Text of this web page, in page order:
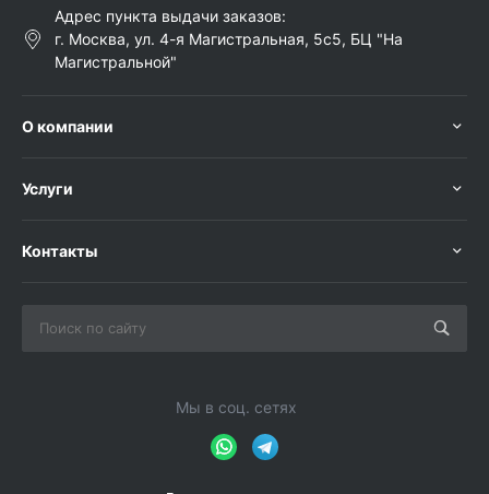
Адрес пункта выдачи заказов:
г. Москва, ул. 4-я Магистральная, 5с5, БЦ "На
Магистральной"
О компании
Услуги
Контакты
Мы в соц. сетях